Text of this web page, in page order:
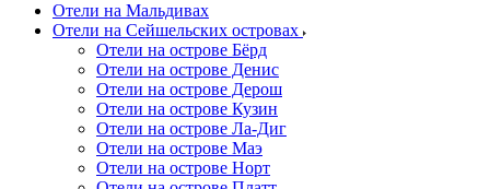
Отели на Мальдивах
Отели на Сейшельских островах
Отели на острове Бёрд
Отели на острове Денис
Отели на острове Дерош
Отели на острове Кузин
Отели на острове Ла-Диг
Отели на острове Маэ
Отели на острове Норт